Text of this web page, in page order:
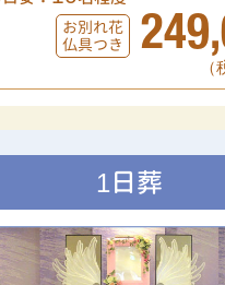
お別れ花
仏具つき
（
1日葬